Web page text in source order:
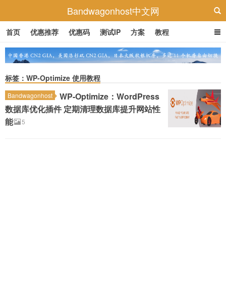
Bandwagonhost中文网
首页 优惠推荐 优惠码 测试IP 方案 教程
标签：WP-Optimize 使用教程
Bandwagonhost
WP-Optimize：WordPress
数据库优化插件 定期清理数据库提升网站性
能
5